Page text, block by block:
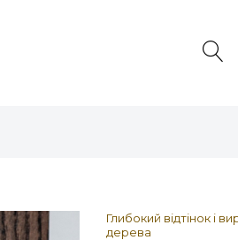
Глибокий відтінок і
дерева